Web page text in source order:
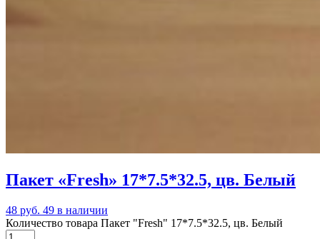
Пакет «Fresh» 17*7.5*32.5, цв. Белый
48 руб. 49 в наличии
Количество товара Пакет "Fresh" 17*7.5*32.5, цв. Белый